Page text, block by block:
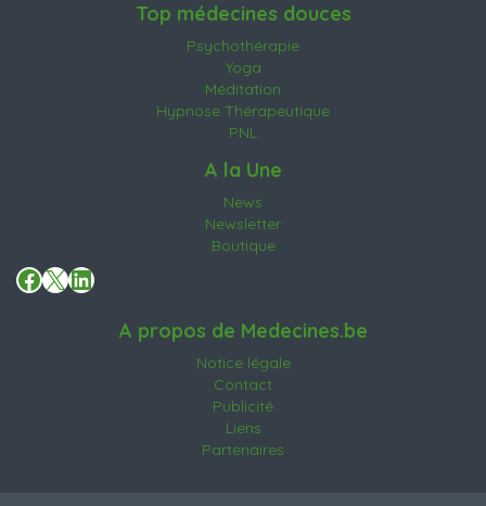
Top médecines douces
Psychothérapie
Yoga
Méditation
Hypnose Thérapeutique
PNL
A la Une
News
Newsletter
Boutique
Facebook
X LinkedIn
A propos de Medecines.be
Notice légale
Contact
Publicité
Liens
Partenaires